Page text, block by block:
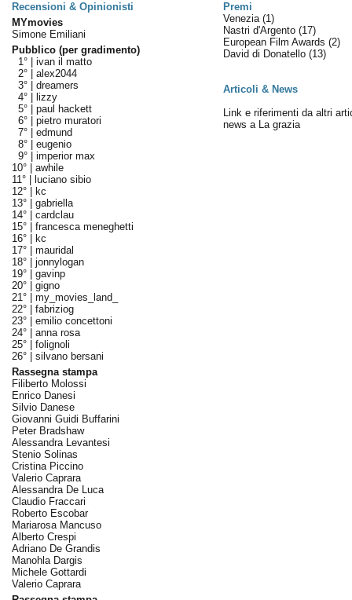
Recensioni & Opinionisti
Premi
MYmovies
Simone Emiliani
Pubblico (per gradimento)
1° | ivan il matto
2° | alex2044
3° | dreamers
4° |
lizzy
5° | paul hackett
6° | pietro muratori
7° | edmund
8° | eugenio
9° | imperior max
10° | awhile
11° |
luciano sibio
12° |
kc
13° | gabriella
14° | cardclau
15° | francesca meneghetti
16° |
kc
17° | mauridal
18° | jonnylogan
19° | gavinp
20° | gigno
21° | my_movies_land_
22° | fabriziog
23° | emilio concettoni
24° | anna rosa
25° | folignoli
26° | silvano bersani
Rassegna stampa
Filiberto Molossi
Enrico Danesi
Silvio Danese
Giovanni Guidi Buffarini
Peter Bradshaw
Alessandra Levantesi
Stenio Solinas
Cristina Piccino
Valerio Caprara
Alessandra De Luca
Claudio Fraccari
Roberto Escobar
Mariarosa Mancuso
Alberto Crespi
Adriano De Grandis
Manohla Dargis
Michele Gottardi
Valerio Caprara
Venezia (1)
Nastri d'Argento (17)
European Film Awards (2)
David di Donatello (13)
Articoli & News
Link e riferimenti da altri
news a La grazia